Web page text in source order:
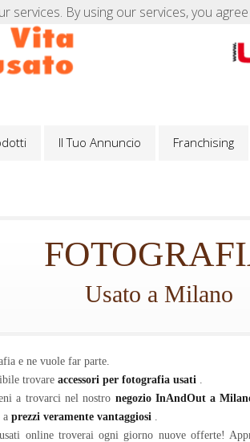
Il Tuo Annuncio Franchising
Usato a Milano
e ne vuole far parte.
trovare accessori per fotografia usati
a trovarci nel nostro negozio InAndOut a
a prezzi veramente vantaggiosi
online troverai ogni giorno nuove offerte!
services. By using our services, you